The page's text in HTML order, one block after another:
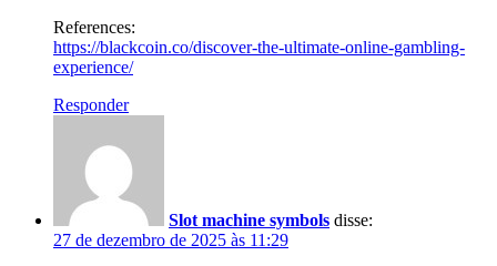
References:
https://blackcoin.co/discover-the-ultimate-online-gambling-
experience/
Responder
Slot machine symbols disse:
27 de dezembro de 2025 às 11:29